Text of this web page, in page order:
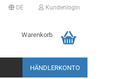
DE Kundenlogin
Warenkorb
HÄNDLERKONTO